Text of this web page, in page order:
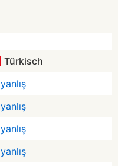
Türkisch
yanlış
yanlış
yanlış
yanlış